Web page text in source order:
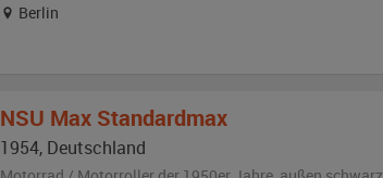
Berlin
NSU Max Standardmax
1954, Deutschland